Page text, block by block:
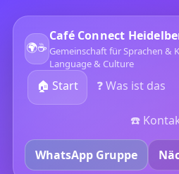
🌍☕
Café Connect
Gemeinschaft für Sprachen &
Language & Culture
🏠 Start ❓ Was ist das
☎️
WhatsApp Gruppe